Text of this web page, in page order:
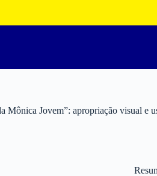
Mônica Jovem”: apropriação visual